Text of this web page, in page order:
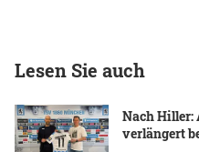
Lesen Sie auch
Nach Hiller:
verlängert